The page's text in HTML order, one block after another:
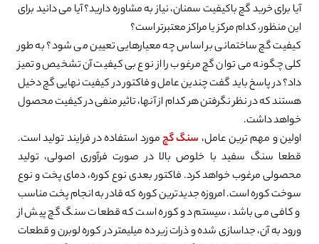
آیا برای خرید گچ باکیفیت سمنان، نیاز به مشاوره دارید؟ آیا می دانید برای
این منظور، کدام مرکز یا مراکز معتبرتر است؟
کیفیت گچ ساختمانی بر اساس چه معیارهایی تعیین می شود؟ به طور
کلی چگونه می توان گچ مرغوب را از نوع بی کیفیت آن تشخیص و تمیز
داد؟ در پاسخ باید گفت چندین عامل و فاکتور در کیفیت نهایی گچ دخیل
هستند که در نظر نگرفتن هر کدام از آنها، تاثیر منفی در کیفیت محصول
خواهد داشت.
اولین و مهم ترین عامل، سنگ گچمورد استفاده در فرایند تولید است.
قطعا سنگ سفید با خلوص بالا در صورت فرآوری اصولی، تولید
محصولی مرغوب خواهد کرد. فاکتور بعدی نوع کوره، دمای پخت و نوع
سوخت کوره است. امروزه جدیدترین کوره که قادر به انجام پخت مناسب
و کافی می باشد، سیستم دو کوره است که قطعات سنگ گچ پیش از
ورود به آن، جداسازی شده و ذرات زیر ده میلیمتر در کوره لوبرن و قطعات